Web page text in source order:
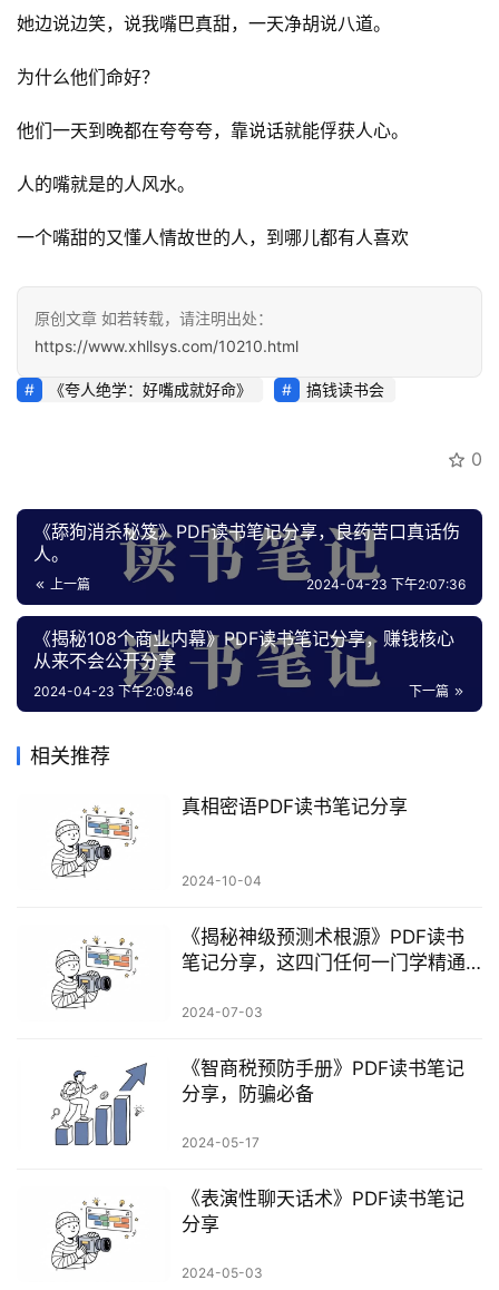
眼
例
避
指
百
科
会
员
区
登录 注册
她边说边笑‬‎，说我嘴巴真甜，一天‬‎净胡说八道。
为什么他们命好？
他们一天到晚‬‎都在夸夸夸，靠说话就能俘获人心。
人的嘴‬‎就是的人‬‎风水。
一个嘴‬‎甜的又懂人情故世‬‎的人，到哪儿都有人喜欢
原创文章 如若转载，请注明出处：
https://www.xhllsys.com/10210.html
《夸人‬‎绝学：‬‎好嘴成就好命》 搞钱读书会
0
《舔狗‎消杀秘笈‎》PDF读书笔记分享，良药苦口真话伤
人。
上一篇 2024-04-23 下午2:07:36
《揭秘108个商业内幕》PDF读书笔记分享，赚钱核心
从来不会公开分享
下一篇
2024-04-23 下午2:09:46
相关推荐
真相密语PDF读书笔记分享
2024-10-04
《揭秘神级预测术根源》PDF读书
笔记分享，这四门任何一门学精通
2024-07-03
《智商税预防手册》PDF读书笔记
分享，防骗必备
2024-05-17
《表演性聊天话术》PDF读书笔记
分享
2024-05-03